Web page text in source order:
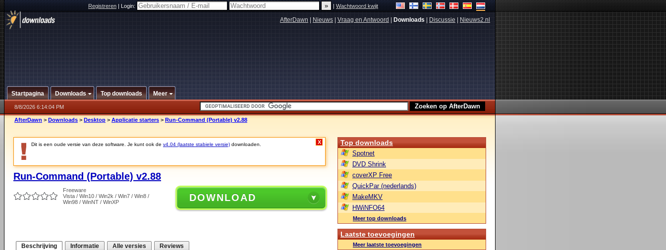
Registreren|Login: |Wachtwoord kwijt
AfterDawn Nieuws Vraag en Antwoord Downloads Discussie Nieuws2.nl
Startpagina Downloads Top downloads Meer
8/8/2026 6:14:04 PM
AfterDawn > Downloads > Desktop > Applicatie starters > Run-Command (Portable) v2.88
Dit is een oude versie van deze software. Je kunt ook de v4.04 (laatste stabiele versie) downloaden. X
Run-Command (Portable) v2.88
Freeware
Vista / Win10 / Win2k / Win7 / Win8 /
Win98 / WinNT / WinXP
DOWNLOAD
Beschrijving Informatie Alle versies Reviews
Top downloads
Spotnet
DVD Shrink
coverXP Free
QuickPar (nederlands)
MakeMKV
HWiNFO64
Meer top downloads
Laatste toevoegingen
Meer laatste toevoegingen